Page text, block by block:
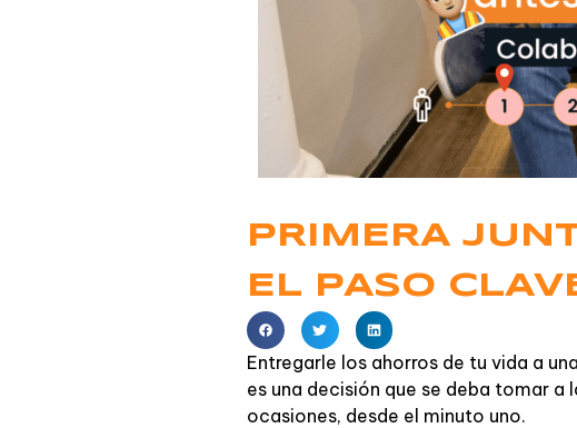
PRIMERA
EL PASO
Entregarle los ahorros de tu vida a una
es una decisión que se deba tomar a
ocasiones, desde el minuto uno.